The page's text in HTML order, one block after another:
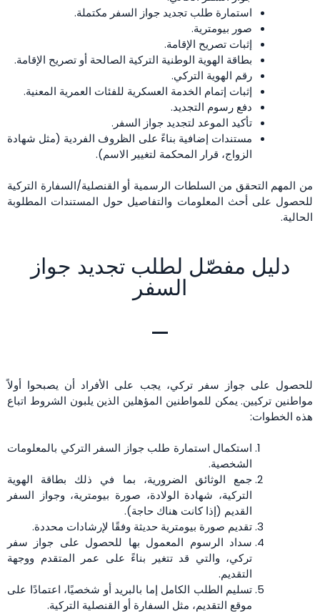
استمارة طلب تجديد جواز السفر مكتملة.
صور بيومترية.
إثبات تصريح الإقامة.
بطاقة الهوية الوطنية التركية الصالحة أو تصريح الإقامة.
رقم الهوية التركي.
إثبات إتمام الخدمة العسكرية للفئات العمرية المعنية.
دفع رسوم التجديد.
تأكيد الموعد لتجديد جواز السفر.
مستندات إضافية بناءً على الظروف الفردية (مثل شهادة
الزواج، قرار المحكمة لتغيير الاسم).
من المهم التحقق من السلطات الرسمية أو القنصلية/السفارة التركية
للحصول على أحث المعلومات والتفاصيل حول المستندات المطلوبة
الحالية.
دليل مفصّل لطلب تجديد جواز
السفر
للحصول على جواز سفر تركي، يجب على الأفراد أن يصبحوا أولاً
مواطنين تركيين. يمكن للمواطنين المؤهلين الذين يلبون الشروط اتباع
هذه الخطوات:
استكمال استمارة طلب جواز السفر التركي بالمعلومات
الشخصية.
جمع الوثائق الضرورية، بما في ذلك بطاقة الهوية
التركية، شهادة الولادة، صورة بيومترية، وجواز السفر
القديم (إذا كانت هناك حاجة).
تقديم صورة بيومترية حديثة وفقًا لإرشادات محددة.
سداد الرسوم المعمول بها للحصول على جواز سفر
تركي، والتي قد تتغير بناءً على عمر المتقدم ووجهة
التقديم.
تسليم الطلب الكامل إما بالبريد أو شخصيًا، اعتمادًا على
موقع التقديم، مثل السفارة أو القنصلية التركية.